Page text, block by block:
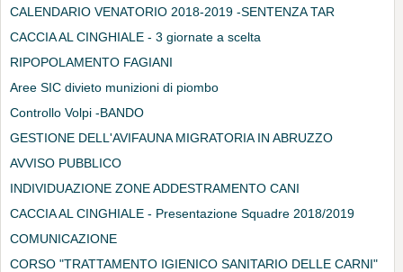
CALENDARIO VENATORIO 2018-2019 -SENTENZA TAR
CACCIA AL CINGHIALE - 3 giornate a scelta
RIPOPOLAMENTO FAGIANI
Aree SIC divieto munizioni di piombo
Controllo Volpi -BANDO
GESTIONE DELL'AVIFAUNA MIGRATORIA IN ABRUZZO
AVVISO PUBBLICO
INDIVIDUAZIONE ZONE ADDESTRAMENTO CANI
CACCIA AL CINGHIALE - Presentazione Squadre 2018/2019
COMUNICAZIONE
CORSO "TRATTAMENTO IGIENICO SANITARIO DELLE CARNI"